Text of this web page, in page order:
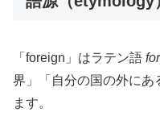
「foreign」はラテン語
界」「自分の国の外にあ
ます。